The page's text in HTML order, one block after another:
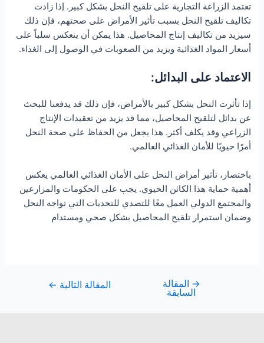
تعتمد الزراعة التجارية على تلقيح النحل بشكل كبير. إذا زادت
تكاليف تلقيح النحل بسبب تأثير الأمراض على صحتهم، فإن ذلك
سيزيد من تكاليف إنتاج المحاصيل. هذا يمكن أن ينعكس سلباً على
أسعار المواد الغذائية ويزيد من الصعوبات في الوصول إلى الغذاء.
الاعتماد على البدائل:
إذا تأثرت النحل بشكل كبير بالأمراض، فإن ذلك قد يدفعنا للبحث
عن بدائل لتلقيح المحاصيل، مما قد يزيد من تعقيدات الإنتاج
الزراعي وقد يكلف أكثر. هذا يجعل من الحفاظ على صحة النحل
أمرًا حيويًا للأمان الغذائي العالمي.
باختصار، تأثير أمراض النحل على الأمان الغذائي العالمي يعكس
أهمية حماية هذا الكائن الحيوي. يجب على الحكومات والمزارعين
والمجتمع الدولي العمل معًا للتصدي للتحديات التي تواجه النحل
وضمان استمرار تلقيح المحاصيل بشكل صحي ومستدام
→ المقالة
السابقة
المقالة التالية ←